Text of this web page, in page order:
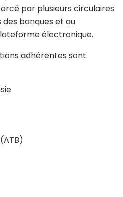
par plusieurs circulaires
banques et au
électronique.
adhérentes sont